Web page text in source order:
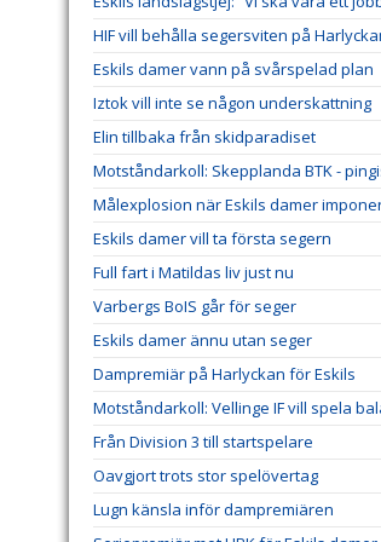
HIF vill behålla segersviten på
Eskils damer vann på svårspelad plan
Iztok vill inte se någon underskattning
Elin tillbaka från skidparadiset
Motståndarkoll: Skepplanda BTK -
Målexplosion när Eskils damer
Eskils damer vill ta första segern
Full fart i Matildas liv just nu
Varbergs BoIS går för seger
Eskils damer ännu utan seger
Dampremiär på Harlyckan för Eskils
Motståndarkoll: Vellinge IF vill spela
Från Division 3 till startspelare
Oavgjort trots stor spelövertag
Lugn känsla inför dampremiären